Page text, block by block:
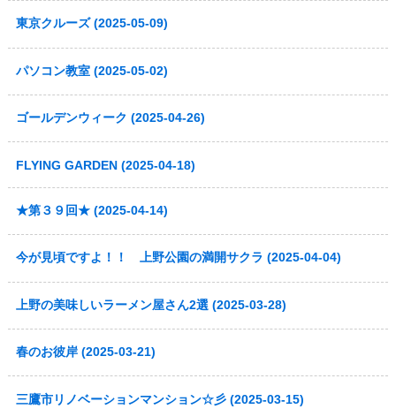
東京クルーズ (2025-05-09)
パソコン教室 (2025-05-02)
ゴールデンウィーク (2025-04-26)
FLYING GARDEN (2025-04-18)
★第３９回★ (2025-04-14)
今が見頃ですよ！！ 上野公園の満開サクラ (2025-04-04)
上野の美味しいラーメン屋さん2選 (2025-03-28)
春のお彼岸 (2025-03-21)
三鷹市リノベーションマンション☆彡 (2025-03-15)